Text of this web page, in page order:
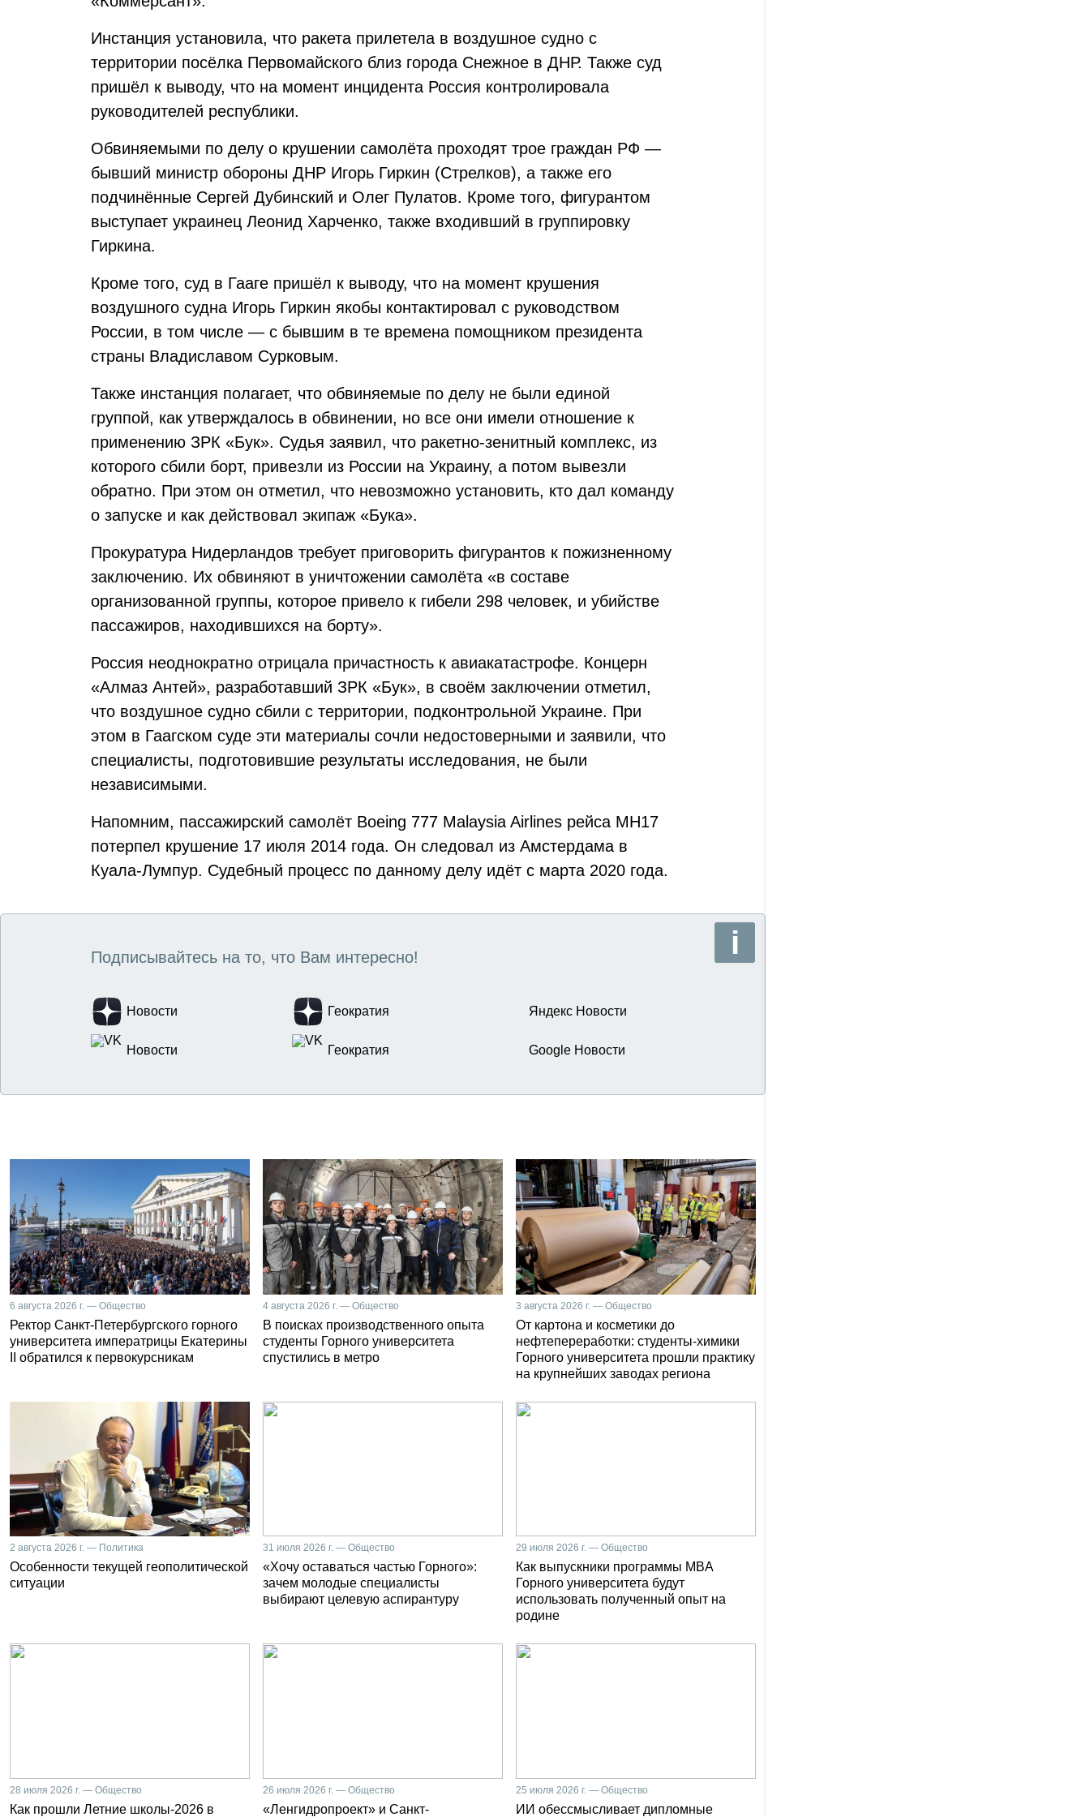
Инстанция установила, что ракета прилетела в воздушное судно с
территории посёлка Первомайского близ города Снежное в ДНР. Также суд
пришёл к выводу, что на момент инцидента Россия контролировала
руководителей республики.
Обвиняемыми по делу о крушении самолёта проходят трое граждан РФ —
бывший министр обороны ДНР Игорь Гиркин (Стрелков), а также его
подчинённые Сергей Дубинский и Олег Пулатов. Кроме того, фигурантом
выступает украинец Леонид Харченко, также входивший в группировку
Гиркина.
Кроме того, суд в Гааге пришёл к выводу, что на момент крушения
воздушного судна Игорь Гиркин якобы контактировал с руководством
России, в том числе — с бывшим в те времена помощником президента
страны Владиславом Сурковым.
Также инстанция полагает, что обвиняемые по делу не были единой
группой, как утверждалось в обвинении, но все они имели отношение к
применению ЗРК «Бук». Судья заявил, что ракетно-зенитный комплекс, из
которого сбили борт, привезли из России на Украину, а потом вывезли
обратно. При этом он отметил, что невозможно установить, кто дал команду
о запуске и как действовал экипаж «Бука».
Прокуратура Нидерландов требует приговорить фигурантов к пожизненному
заключению. Их обвиняют в уничтожении самолёта «в составе
организованной группы, которое привело к гибели 298 человек, и убийстве
пассажиров, находившихся на борту».
Россия неоднократно отрицала причастность к авиакатастрофе. Концерн
«Алмаз Антей», разработавший ЗРК «Бук», в своём заключении отметил,
что воздушное судно сбили с территории, подконтрольной Украине. При
этом в Гаагском суде эти материалы сочли недостоверными и заявили, что
специалисты, подготовившие результаты исследования, не были
независимыми.
Напомним, пассажирский самолёт Boeing 777 Malaysia Airlines рейса MH17
потерпел крушение 17 июля 2014 года. Он следовал из Амстердама в
Куала-Лумпур. Судебный процесс по данному делу идёт с марта 2020 года.
Подписывайтесь на то, что Вам интересно!
Новости Геократия Яндекс Новости
Новости Геократия Google Новости
6 августа 2026 г. — Общество
Ректор Санкт-Петербургского горного
университета императрицы Екатерины
II обратился к первокурсникам
4 августа 2026 г. — Общество
В поисках производственного опыта
студенты Горного университета
спустились в метро
3 августа 2026 г. — Общество
От картона и косметики до
нефтепереработки: студенты-химики
Горного университета прошли практику
на крупнейших заводах региона
2 августа 2026 г. — Политика
Особенности текущей геополитической
ситуации
31 июля 2026 г. — Общество
«Хочу оставаться частью Горного»:
зачем молодые специалисты
выбирают целевую аспирантуру
29 июля 2026 г. — Общество
Как выпускники программы MBA
Горного университета будут
использовать полученный опыт на
родине
28 июля 2026 г. — Общество
Как прошли Летние школы-2026 в
26 июля 2026 г. — Общество
«Ленгидропроект» и Санкт-
25 июля 2026 г. — Общество
ИИ обессмысливает дипломные